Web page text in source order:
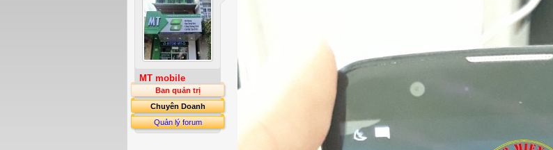
MT mobile
Ban quản trị
Chuyên Doanh
Quản lý forum